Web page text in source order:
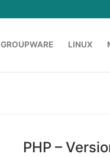
GROUPWARE LINUX
PHP –